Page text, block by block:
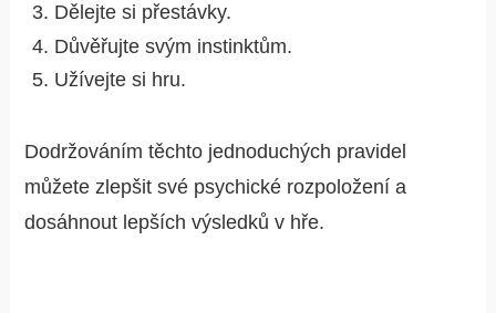
Dělejte si přestávky.
Důvěřujte svým instinktům.
Užívejte si hru.
Dodržováním těchto jednoduchých pravidel
můžete zlepšit své psychické rozpoložení a
dosáhnout lepších výsledků v hře.